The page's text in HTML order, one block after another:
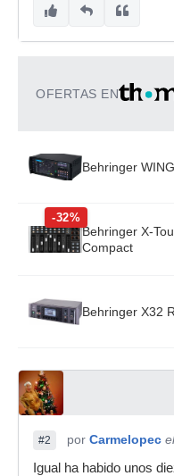
OFERTAS EN
Behringer
-32%
Behringer X-
Compact
Behringer X32
#2 por Carmelopec
Igual ha habido unos